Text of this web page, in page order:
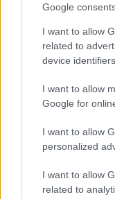
Google
I want to allow
related to
device
I want to allow
Google for
I want to allow
personalized
I want to allow
related to
Sok felhasználó
Android már évek
amelyek maguktól
Ez a
sokan
Az Edge Panel az
jelentősen
miközben a Pixel